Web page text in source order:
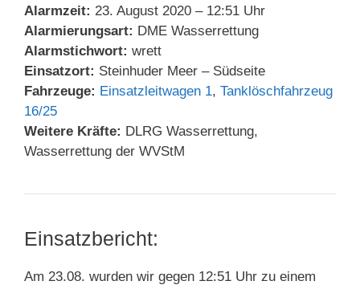
Alarmzeit: 23. August 2020 – 12:51 Uhr
Alarmierungsart: DME Wasserrettung
Alarmstichwort: wrett
Einsatzort: Steinhuder Meer – Südseite
Fahrzeuge: Einsatzleitwagen 1, Tanklöschfahrzeug
16/25
Weitere Kräfte: DLRG Wasserrettung,
Wasserrettung der WVStM
Einsatzbericht:
Am 23.08. wurden wir gegen 12:51 Uhr zu einem